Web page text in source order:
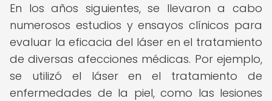
En los años siguientes, se llevaron a cabo
numerosos estudios y ensayos clínicos para
evaluar la eficacia del láser en el tratamiento
de diversas afecciones médicas. Por ejemplo,
se utilizó el láser en el tratamiento de
enfermedades de la piel, como las lesiones